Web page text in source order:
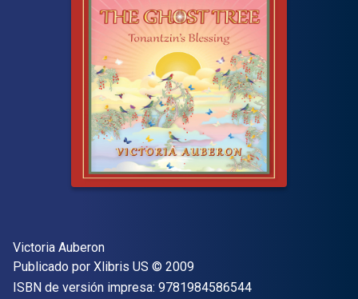
Autor(es)
Victoria Auberon
Editorial
Publicado por Xlibris US Copyright
© 2009
ISBN de versión impresa: 9781984586544"ISBN-13